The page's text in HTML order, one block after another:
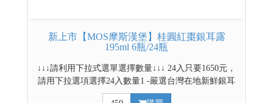
新上市【MOS摩斯漢堡】桂圓紅棗銀耳露
195ml 6瓶/24瓶
↓↓↓請利用下拉式選單選擇數量↓↓↓ 24入只要1650元，
請用下拉選項選擇24入數量1 -嚴選台灣在地新鮮銀耳
-通過農藥及重金屬檢驗 -少負擔純淨不添加 -搭配紅